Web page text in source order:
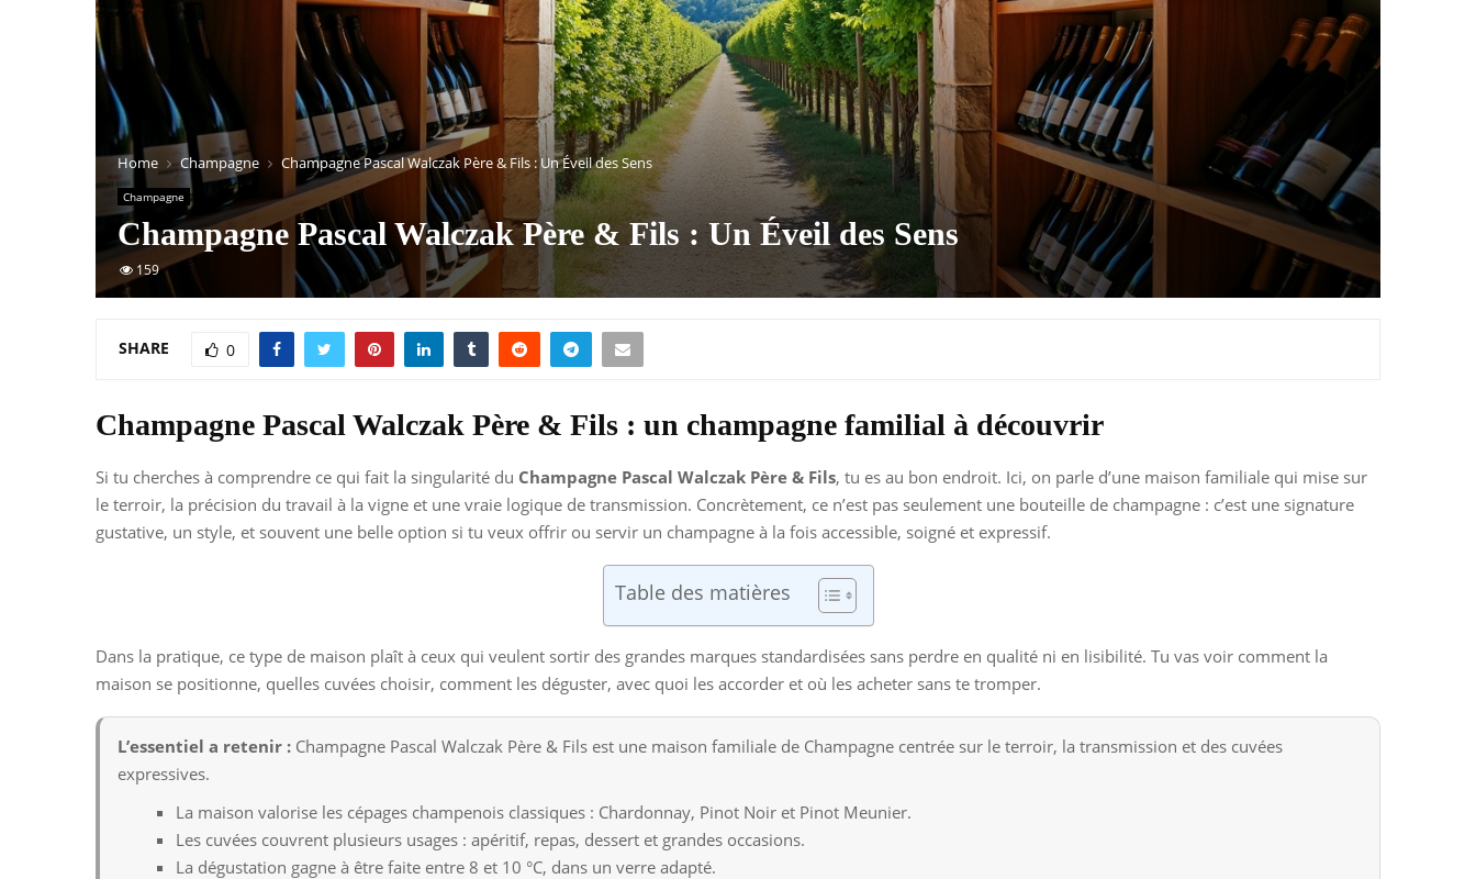
Home Champagne Champagne Pascal Walczak Père & Fils : Un Éveil des Sens
Champagne
Champagne Pascal Walczak Père & Fils : Un Éveil des Sens
159
SHARE 0
Champagne Pascal Walczak Père & Fils : un champagne familial à découvrir
Si tu cherches à comprendre ce qui fait la singularité du Champagne Pascal Walczak Père & Fils, tu es au bon endroit. Ici, on parle d’une maison familiale qui mise sur
le terroir, la précision du travail à la vigne et une vraie logique de transmission. Concrètement, ce n’est pas seulement une bouteille de champagne : c’est une signature
gustative, un style, et souvent une belle option si tu veux offrir ou servir un champagne à la fois accessible, soigné et expressif.
Table des matières
Dans la pratique, ce type de maison plaît à ceux qui veulent sortir des grandes marques standardisées sans perdre en qualité ni en lisibilité. Tu vas voir comment la
maison se positionne, quelles cuvées choisir, comment les déguster, avec quoi les accorder et où les acheter sans te tromper.
L’essentiel a retenir : Champagne Pascal Walczak Père & Fils est une maison familiale de Champagne centrée sur le terroir, la transmission et des cuvées
expressives.
La maison valorise les cépages champenois classiques : Chardonnay, Pinot Noir et Pinot Meunier.
Les cuvées couvrent plusieurs usages : apéritif, repas, dessert et grandes occasions.
La dégustation gagne à être faite entre 8 et 10 °C, dans un verre adapté.